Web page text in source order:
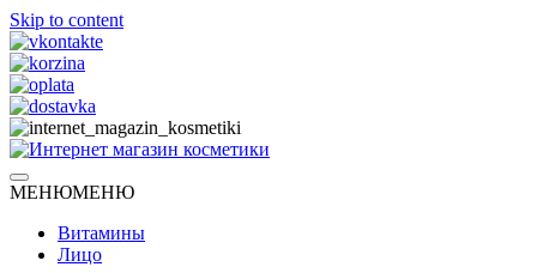
Skip to content
Интернет магазин косметики
Натуральная косметика
МЕНЮМЕНЮ
Витамины
Лицо